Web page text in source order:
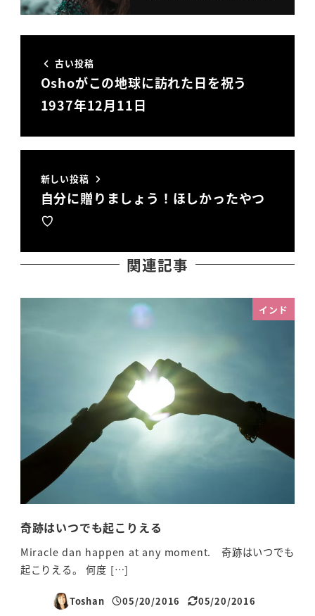
古い投稿
Oshoがこの地球に訪れた日を祝う
1937年12月11日
新しい投稿
自分に贈りましょう！ほしかったやつ
♡
関連記事
インド
奇跡はいつでも起こりえる
Miracle dan happen at any moment. 奇跡はいつでも
起こりえる。 何度 […]
Toshan
投稿日
05/20/2016
更新日
05/20/2016